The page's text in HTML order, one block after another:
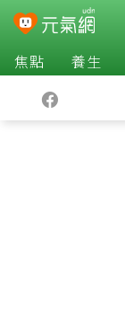
焦點 養生